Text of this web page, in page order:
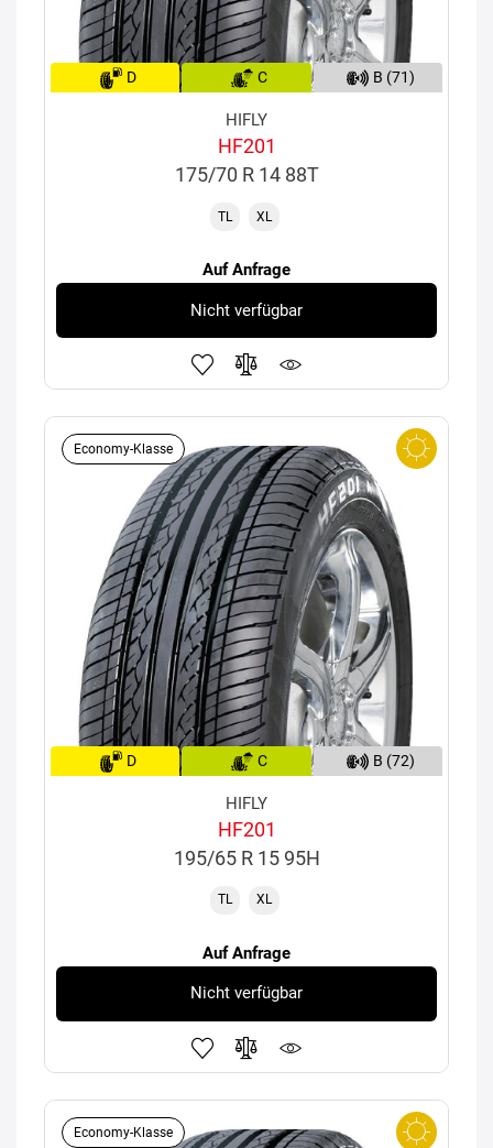
D C B (71)
HIFLY
HF201
175/70 R 14 88T
TL XL
Auf Anfrage
Nicht verfügbar
Economy-Klasse
D C B (72)
HIFLY
HF201
195/65 R 15 95H
TL XL
Auf Anfrage
Nicht verfügbar
Economy-Klasse